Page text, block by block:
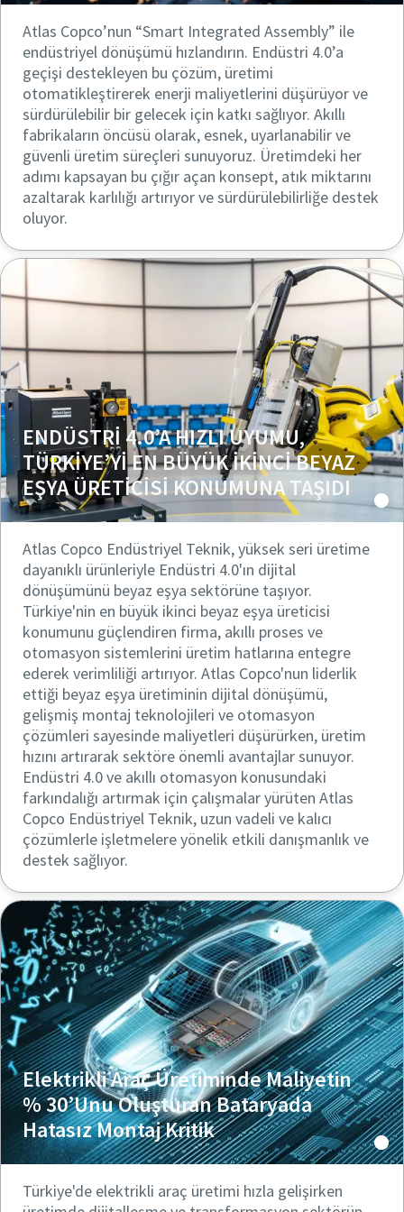
Atlas Copco’nun “Smart Integrated Assembly” ile
endüstriyel dönüşümü hızlandırın. Endüstri 4.0’a
geçişi destekleyen bu çözüm, üretimi
otomatikleştirerek enerji maliyetlerini düşürüyor ve
sürdürülebilir bir gelecek için katkı sağlıyor. Akıllı
fabrikaların öncüsü olarak, esnek, uyarlanabilir ve
güvenli üretim süreçleri sunuyoruz. Üretimdeki her
adımı kapsayan bu çığır açan konsept, atık miktarını
azaltarak karlılığı artırıyor ve sürdürülebilirliğe destek
oluyor.
ENDÜSTRİ 4.0’A HIZLI UYUMU,
TÜRKİYE’Yİ EN BÜYÜK İKİNCİ BEYAZ
EŞYA ÜRETİCİSİ KONUMUNA TAŞIDI
Atlas Copco Endüstriyel Teknik, yüksek seri üretime
dayanıklı ürünleriyle Endüstri 4.0'ın dijital
dönüşümünü beyaz eşya sektörüne taşıyor.
Türkiye'nin en büyük ikinci beyaz eşya üreticisi
konumunu güçlendiren firma, akıllı proses ve
otomasyon sistemlerini üretim hatlarına entegre
ederek verimliliği artırıyor. Atlas Copco'nun liderlik
ettiği beyaz eşya üretiminin dijital dönüşümü,
gelişmiş montaj teknolojileri ve otomasyon
çözümleri sayesinde maliyetleri düşürürken, üretim
hızını artırarak sektöre önemli avantajlar sunuyor.
Endüstri 4.0 ve akıllı otomasyon konusundaki
farkındalığı artırmak için çalışmalar yürüten Atlas
Copco Endüstriyel Teknik, uzun vadeli ve kalıcı
çözümlerle işletmelere yönelik etkili danışmanlık ve
destek sağlıyor.
Elektrikli Araç Üretiminde Maliyetin
% 30’Unu Oluşturan Bataryada
Hatasız Montaj Kritik
Türkiye'de elektrikli araç üretimi hızla gelişirken